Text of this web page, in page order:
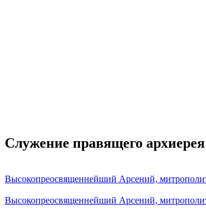
Служение правящего архиерея
Высокопреосвященнейший Арсений,
Высокопреосвященнейший Арсений,